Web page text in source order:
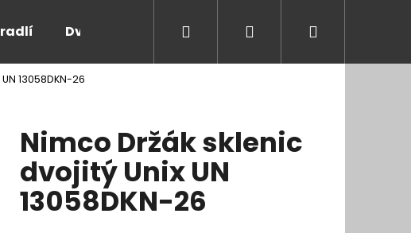
Dveře a zárubně Kontakt Blog
Přihlášení
13058DKN-26
Nimco Držák sklenic
dvojitý Unix UN
13058DKN-26